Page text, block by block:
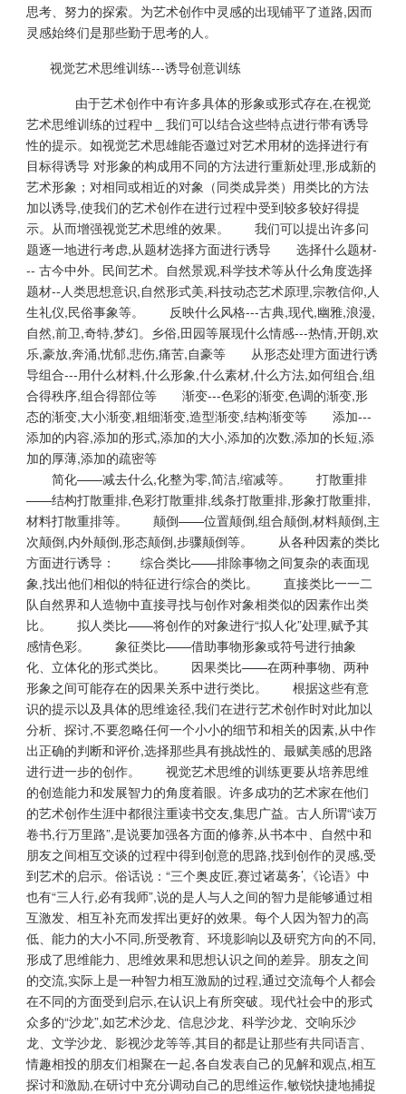
思考、努力的探索。为艺术创作中灵感的出现铺平了道路,因而
灵感始终们是那些勤于思考的人。
视觉艺术思维训练---诱导创意训练
由于艺术创作中有许多具体的形象或形式存在,在视觉
艺术思维训练的过程中＿我们可以结合这些特点进行带有诱导
性的提示。如视觉艺术思雄能否邀过对艺术用材的选择进行有
目标得诱导 对形象的构成用不同的方法进行重新处理,形成新的
艺术形象；对相同或相近的对象（同类成异类）用类比的方法
加以诱导,使我们的艺术创作在进行过程中受到较多较好得提
示。从而增强视觉艺术思维的效果。 我们可以提出许多问
题逐一地进行考虑,从题材选择方面进行诱导 选择什么题材-
-- 古今中外。民间艺术。自然景观,科学技术等从什么角度选择
题材--人类思想意识,自然形式美,科技动态艺术原理,宗教信仰,人
生礼仪,民俗事象等。 反映什么风格---古典,现代,幽雅,浪漫,
自然,前卫,奇特,梦幻。乡俗,田园等展现什么情感---热情,开朗,欢
乐,豪放,奔涌,忧郁,悲伤,痛苦,自豪等 从形态处理方面进行诱
导组合---用什么材料,什么形象,什么素材,什么方法,如何组合,组
合得秩序,组合得部位等 渐变---色彩的渐变,色调的渐变,形
态的渐变,大小渐变,粗细渐变,造型渐变,结构渐变等 添加---
添加的内容,添加的形式,添加的大小,添加的次数,添加的长短,添
加的厚薄,添加的疏密等
简化——减去什么,化整为零,简洁,缩减等。 打散重排
——结构打散重排,色彩打散重排,线条打散重排,形象打散重排,
材料打散重排等。 颠倒——位置颠倒,组合颠倒,材料颠倒,主
次颠倒,内外颠倒,形态颠倒,步骤颠倒等。 从各种因素的类比
方面进行诱导： 综合类比——排除事物之间复杂的表面现
象,找出他们相似的特征进行综合的类比。 直接类比一一二
队自然界和人造物中直接寻找与创作对象相类似的因素作出类
比。 拟人类比——将创作的对象进行“拟人化”处理,赋予其
感情色彩。 象征类比——借助事物形象或符号进行抽象
化、立体化的形式类比。 因果类比——在两种事物、两种
形象之间可能存在的因果关系中进行类比。 根据这些有意
识的提示以及具体的思维途径,我们在进行艺术创作时对此加以
分析、探讨,不要忽略任何一个小小的细节和相关的因素,从中作
出正确的判断和评价,选择那些具有挑战性的、最赋美感的思路
进行进一步的创作。 视觉艺术思维的训练更要从培养思维
的创造能力和发展智力的角度着眼。许多成功的艺术家在他们
的艺术创作生涯中都很注重读书交友,集思广益。古人所谓“读万
卷书,行万里路”,是说要加强各方面的修养,从书本中、自然中和
朋友之间相互交谈的过程中得到创意的思路,找到创作的灵感,受
到艺术的启示。俗话说：“三个奥皮匠,赛过诸葛务’,《论语》中
也有“三人行,必有我师”,说的是人与人之间的智力是能够通过相
互激发、相互补充而发挥出更好的效果。每个人因为智力的高
低、能力的大小不同,所受教育、环境影响以及研究方向的不同,
形成了思维能力、思维效果和思想认识之间的差异。朋友之间
的交流,实际上是一种智力相互激励的过程,通过交流每个人都会
在不同的方面受到启示,在认识上有所突破。现代社会中的形式
众多的“沙龙”,如艺术沙龙、信息沙龙、科学沙龙、交响乐沙
龙、文学沙龙、影视沙龙等等,其目的都是让那些有共同语言、
情趣相投的朋友们相聚在一起,各自发表自己的见解和观点,相互
探讨和激励,在研讨中充分调动自己的思维运作,敏锐快捷地捕捉